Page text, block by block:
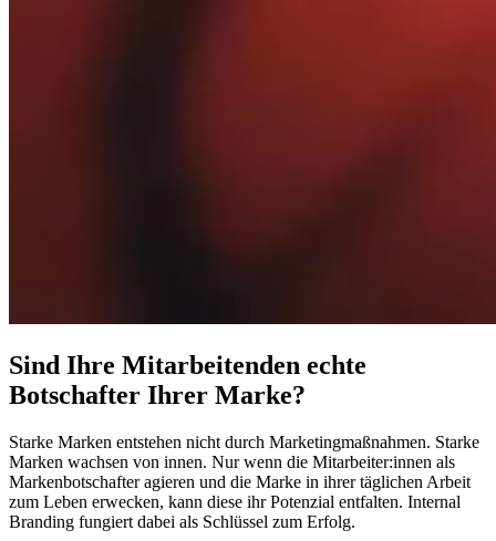
Sind Ihre Mitarbeitenden echte
Botschafter Ihrer Marke?
Starke Marken entstehen nicht durch Marketingmaßnahmen. Starke
Marken wachsen von innen. Nur wenn die Mitarbeiter:innen als
Markenbotschafter agieren und die Marke in ihrer täglichen Arbeit
zum Leben erwecken, kann diese ihr Potenzial entfalten. Internal
Branding fungiert dabei als Schlüssel zum Erfolg.